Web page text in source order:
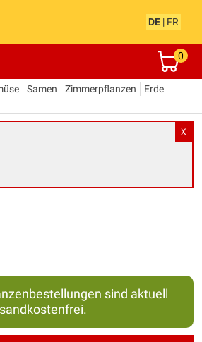
DE | FR
0
Samen Zimmerpflanzen
Erde
X
sind aktuell